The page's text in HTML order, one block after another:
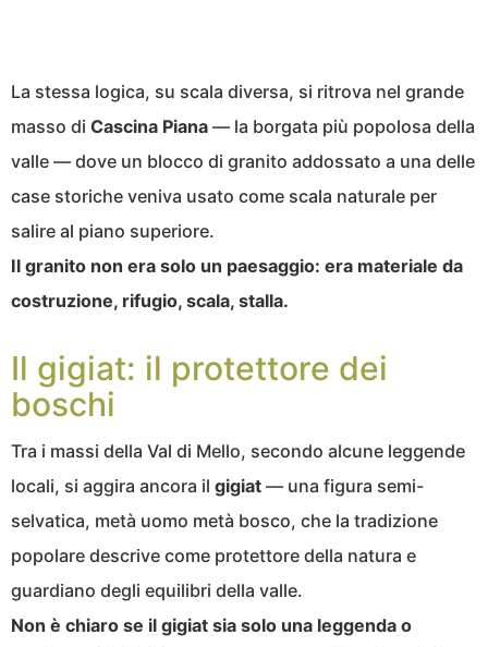
La stessa logica, su scala diversa, si ritrova nel grande
masso di Cascina Piana — la borgata più popolosa della
valle — dove un blocco di granito addossato a una delle
case storiche veniva usato come scala naturale per
salire al piano superiore.
Il granito non era solo un paesaggio: era materiale da
costruzione, rifugio, scala, stalla.
Il gigiat: il protettore dei
boschi
Tra i massi della Val di Mello, secondo alcune leggende
locali, si aggira ancora il gigiat — una figura semi-
selvatica, metà uomo metà bosco, che la tradizione
popolare descrive come protettore della natura e
guardiano degli equilibri della valle.
Non è chiaro se il gigiat sia solo una leggenda o